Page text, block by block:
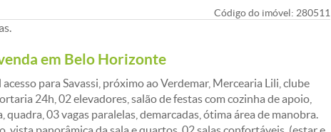
Código do imóvel: 280511
em Belo Horizonte
para Savassi, próximo ao Verdemar, Mercearia Lili, clube
24h, 02 elevadores, salão de festas com cozinha de apoio,
03 vagas paralelas, demarcadas, ótima área de manobra.